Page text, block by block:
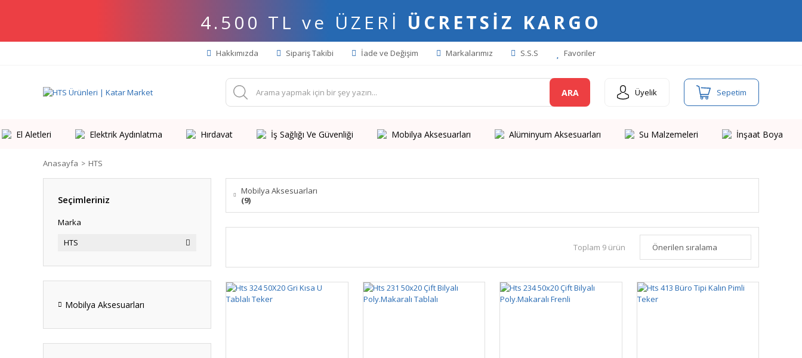
4.500 TL ve ÜZERİ ÜCRETSİZ KARGO
Hakkımızda Sipariş Takibi İade ve Değişim Markalarımız S.S.S Favoriler
ARA Üyelik Sepetim
El Aletleri Elektrik Aydınlatma Hırdavat İş Sağlığı Ve Güvenliği Mobilya Aksesuarları Alüminyum Aksesuarları Su Malzemeleri İnşaat Boya
Anasayfa HTS
Seçimleriniz
Marka
HTS
Mobilya Aksesuarları
Mobilya Aksesuarları
(9)
Toplam 9 ürün